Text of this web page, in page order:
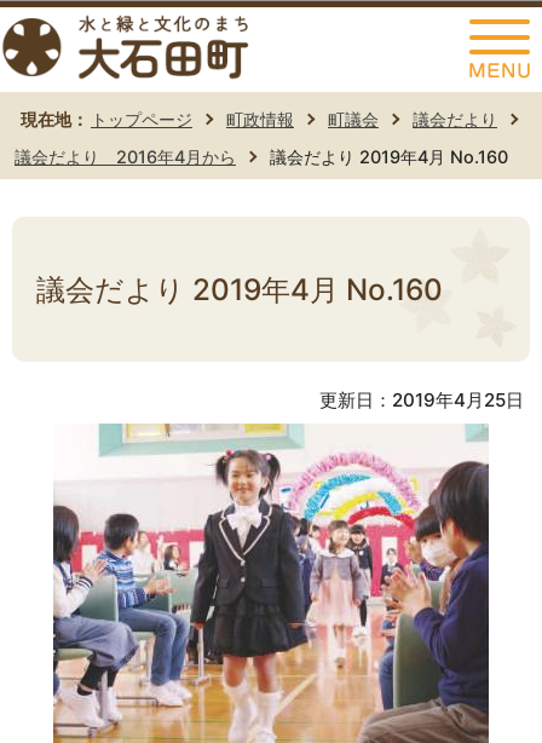
このページの本文へ移動
現在地： トップページ 町政情報 町議会
議会だより
議会だより 2016年4月から
議会だより 2019年4月 No.160
議会だより 2019年4月 No.160
更新日：2019年4月25日